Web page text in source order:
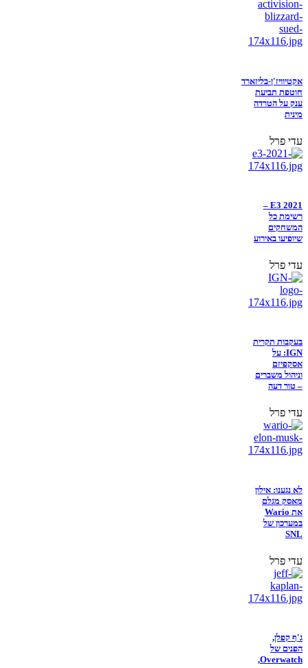
אקטיוויז'ן-בליזארד
חוטפת תביעת
ענק על הטרדה
מינית
עדי פרל
E3 2021 –
רשימת כל
המשחקים
שיופיעו באירוע
עדי פרל
בעקבות תקרית
IGN: על
אסקפיזם
וניהול משברים
– טור דעה
עדי פרל
לא נגענו: אילון
מאסק מגלם
את Wario
במערכון של
SNL
עדי פרל
ג'ף קפלן,
הפנים של
Overwatch,